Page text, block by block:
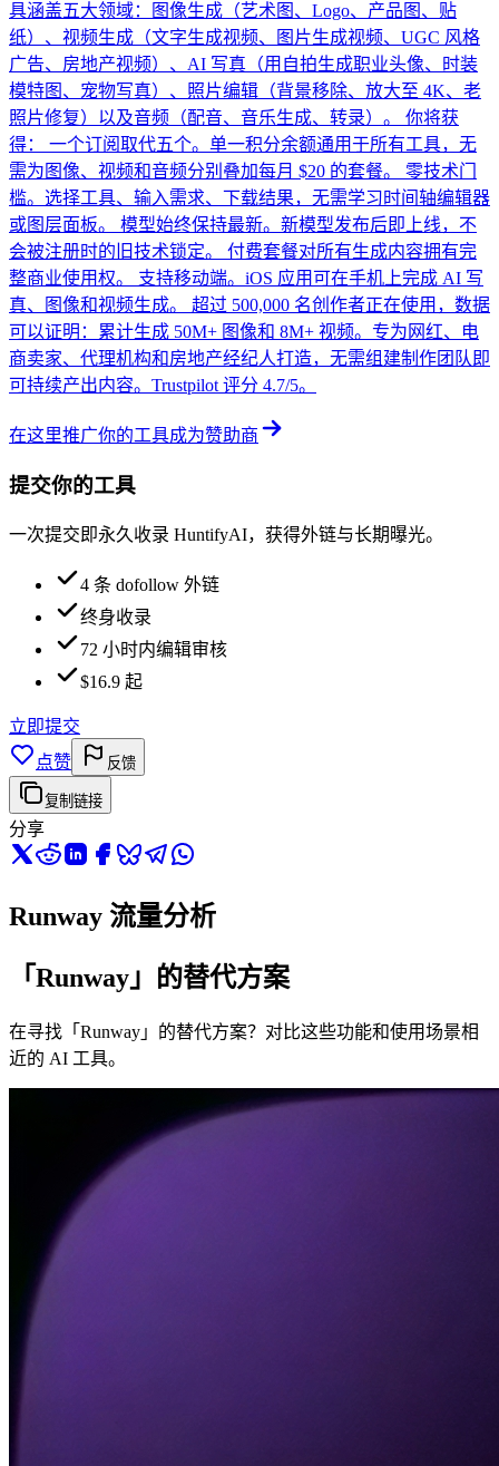
具涵盖五大领域：图像生成（艺术图、Logo、产品图、贴
纸）、视频生成（文字生成视频、图片生成视频、UGC 风格
广告、房地产视频）、AI 写真（用自拍生成职业头像、时装
模特图、宠物写真）、照片编辑（背景移除、放大至 4K、老
照片修复）以及音频（配音、音乐生成、转录）。 你将获
得： 一个订阅取代五个。单一积分余额通用于所有工具，无
需为图像、视频和音频分别叠加每月 $20 的套餐。 零技术门
槛。选择工具、输入需求、下载结果，无需学习时间轴编辑器
或图层面板。 模型始终保持最新。新模型发布后即上线，不
会被注册时的旧技术锁定。 付费套餐对所有生成内容拥有完
整商业使用权。 支持移动端。iOS 应用可在手机上完成 AI 写
真、图像和视频生成。 超过 500,000 名创作者正在使用，数据
可以证明：累计生成 50M+ 图像和 8M+ 视频。专为网红、电
商卖家、代理机构和房地产经纪人打造，无需组建制作团队即
可持续产出内容。Trustpilot 评分 4.7/5。
在这里推广你的工具成为赞助商
提交你的工具
一次提交即永久收录 HuntifyAI，获得外链与长期曝光。
4 条 dofollow 外链
终身收录
72 小时内编辑审核
$16.9 起
立即提交
点赞
反馈
复制链接
分享
Runway 流量分析
「Runway」的替代方案
在寻找「Runway」的替代方案？对比这些功能和使用场景相
近的 AI 工具。